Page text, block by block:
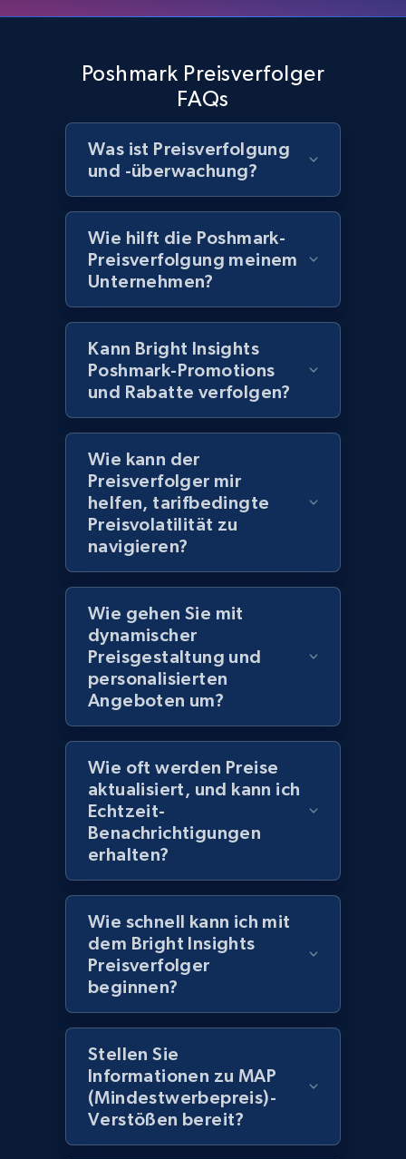
specified UPC
URL, Domain, Country code, Model number,
Sku, Product id, Product name, Manufacturer,
and more.
2.1K+ 355+ Jetzt anfangen
Home Depot US - Discovery products by
specific category URL
URL, Domain, Country code, Model number,
Sku, Product id, Product name, Manufacturer,
and more.
Amazon products global dataset
Title, Seller name, Brand, Description, Initial
price, Currency, Availability, Reviews count, and
more.
2.1K+ 375+
Amazon products global dataset - Collects
products by specific category URL
Title, Seller name, Brand, Description, Initial
price, Currency, Availability, Reviews count, and
2.1K+ 375+
Amazon products global dataset -
Collecting products by keyword search
Title, Seller name, Brand, Description, Initial
2.1K+ 375+ Jetzt anfangen
Poshmark Preisverfolger
FAQs
Was ist Preisverfolgung
und -überwachung?
Wie hilft die Poshmark-
Preisverfolgung meinem
Unternehmen?
Kann Bright Insights
Poshmark-Promotions
und Rabatte verfolgen?
Wie kann der
Preisverfolger mir
helfen, tarifbedingte
Preisvolatilität zu
navigieren?
Wie gehen Sie mit
dynamischer
Preisgestaltung und
personalisierten
Angeboten um?
Wie oft werden Preise
aktualisiert, und kann ich
Echtzeit-
Benachrichtigungen
erhalten?
Wie schnell kann ich mit
dem Bright Insights
Preisverfolger
beginnen?
Stellen Sie
Informationen zu MAP
(Mindestwerbepreis)-
Verstößen bereit?